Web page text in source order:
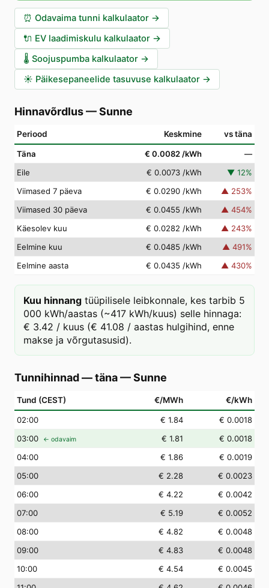
⏰ Odavaima tunni kalkulaator →
🔌 EV laadimiskulu kalkulaator →
🌡️ Soojuspumba kalkulaator →
☀️ Päikesepaneelide tasuvuse kalkulaator →
Hinnavõrdlus—Sunne
Periood Keskmine vs täna
Täna € 0.0082 /kWh
—
Eile
€ 0.0073 /kWh ▼ 12%
Viimased 7 päeva
€ 0.0290 /kWh ▲ 253%
Viimased 30 päeva
€ 0.0455 /kWh ▲ 454%
Käesolev kuu
€ 0.0282 /kWh ▲ 243%
Eelmine kuu
€ 0.0485 /kWh ▲ 491%
Eelmine aasta
€ 0.0435 /kWh ▲ 430%
Kuu hinnang tüüpilisele leibkonnale, kes tarbib 5
000 kWh/aastas (~417 kWh/kuus) selle hinnaga:
€ 3.42 / kuus (€ 41.08 / aastas hulgihind, enne
makse ja võrgutasusid).
Tunnihinnad — täna—Sunne
Tund (CEST) €/MWh €/kWh
02:00 € 1.84
€ 0.0018
03:00 ← odavaim € 1.81
€ 0.0018
04:00 € 1.86
€ 0.0019
05:00 € 2.28
€ 0.0023
06:00 € 4.22
€ 0.0042
07:00 € 5.19
€ 0.0052
08:00 € 4.82
€ 0.0048
09:00 € 4.83
€ 0.0048
10:00 € 4.54
€ 0.0045